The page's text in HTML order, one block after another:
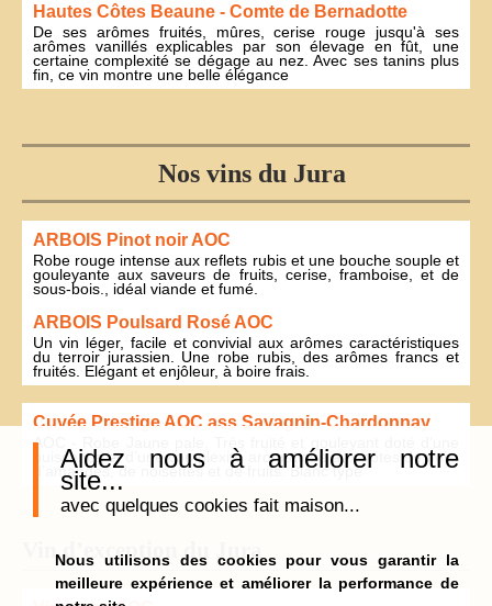
Aidez nous à améliorer notre
site...
avec quelques cookies fait maison...
Nous utilisons des cookies pour vous garantir la
meilleure expérience et améliorer la performance de
Hautes Côtes Beaune - Comte de Bernadotte
De ses arômes fruités, mûres, cerise rouge jusqu'à ses
arômes vanillés explicables par son élevage en fût, une
certaine complexité se dégage au nez. Avec ses tanins plus
fin, ce vin montre une belle élégance
Nos vins du Jura
ARBOIS Pinot noir AOC
Robe rouge intense aux reflets rubis et une bouche souple et
gouleyante aux saveurs de fruits, cerise, framboise, et de
sous-bois., idéal viande et fumé.
ARBOIS Poulsard Rosé AOC
Un vin léger, facile et convivial aux arômes caractéristiques
du terroir jurassien. Une robe rubis, des arômes francs et
fruités. Elégant et enjôleur, à boire frais.
Cuvée Prestige AOC ass Savagnin-Chardonnay
AOC - Robe Jaune pale, Très fruité et gouleyant doté d’une
puissance et d’une complexité aromatique aux notes de noix,
d’amandes, de noisettes et de fruits. Blanc typé
Vin d’exception du Jura